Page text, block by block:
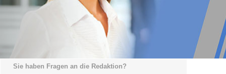
Sie haben Fragen an die Redaktion?